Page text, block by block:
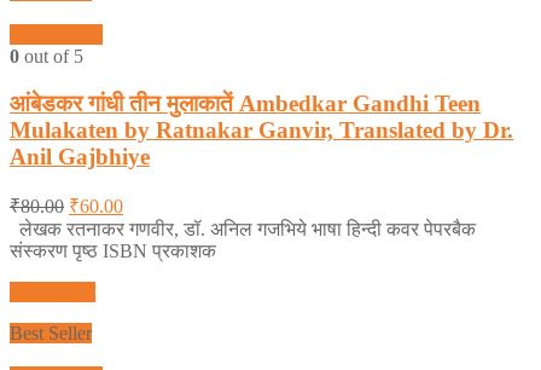
0 out of 5
आंबेडकर गांधी तीन मुलाकातें Ambedkar Gandhi Teen
Mulakaten by Ratnakar Ganvir, Translated by Dr.
Anil Gajbhiye
₹80.00 ₹60.00
लेखक रतनाकर गणवीर, डॉ. अनिल गजभिये भाषा हिन्दी कवर पेपरबैक
संस्करण पृष्ठ ISBN प्रकाशक
Best Seller